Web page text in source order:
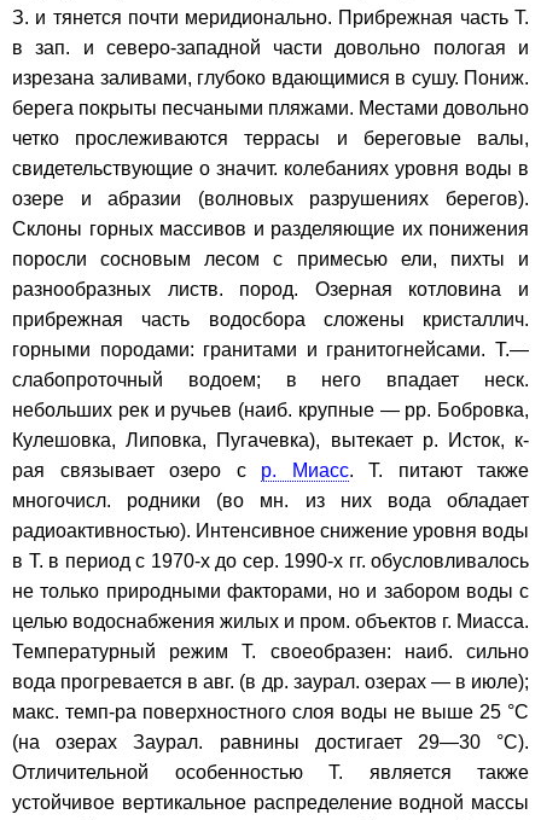
З. и тянется почти меридионально. Прибрежная часть Т.
в зап. и северо-западной части довольно пологая и
изрезана заливами, глубоко вдающимися в сушу. Пониж.
берега покрыты песчаными пляжами. Местами довольно
четко прослеживаются террасы и береговые валы,
свидетельствующие о значит. колебаниях уровня воды в
озере и абразии (волновых разрушениях берегов).
Склоны горных массивов и разделяющие их понижения
поросли сосновым лесом с примесью ели, пихты и
разнообразных листв. пород. Озерная котловина и
прибрежная часть водосбора сложены кристаллич.
горными породами: гранитами и гранитогнейсами. Т.—
слабопроточный водоем; в него впадает неск.
небольших рек и ручьев (наиб. крупные — рр. Бобровка,
Кулешовка, Липовка, Пугачевка), вытекает р. Исток, к-
рая связывает озеро с р. Миасс. Т. питают также
многочисл. родники (во мн. из них вода обладает
радиоактивностью). Интенсивное снижение уровня воды
в Т. в период с 1970-х до сер. 1990-х гг. обусловливалось
не только природными факторами, но и забором воды с
целью водоснабжения жилых и пром. объектов г. Миасса.
Температурный режим Т. своеобразен: наиб. сильно
вода прогревается в авг. (в др. заурал. озерах — в июле);
макс. темп-ра поверхностного слоя воды не выше 25 °С
(на озерах Заурал. равнины достигает 29—30 °С).
Отличительной особенностью Т. является также
устойчивое вертикальное распределение водной массы